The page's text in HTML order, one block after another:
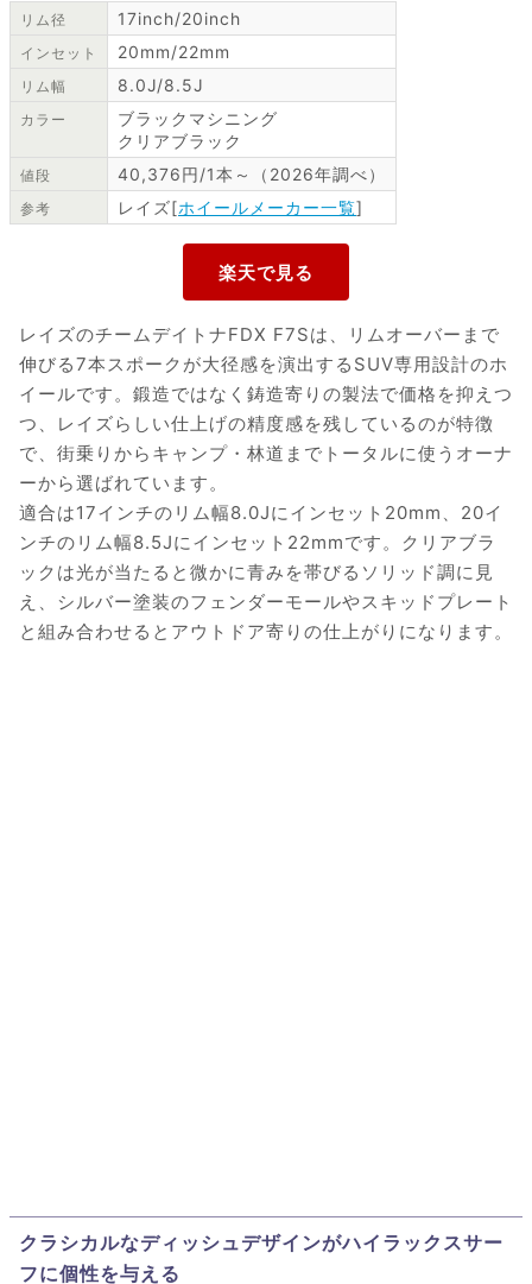
リム径 17inch/20inch
インセット 20mm/22mm
リム幅 8.0J/8.5J
カラー
ブラックマシニング
クリアブラック
値段 40,376円/1本～（2026年調べ）
参考 レイズ[ホイールメーカー一覧]
レイズのチームデイトナFDX F7Sは、リムオーバーまで
伸びる7本スポークが大径感を演出するSUV専用設計のホ
イールです。鍛造ではなく鋳造寄りの製法で価格を抑えつ
つ、レイズらしい仕上げの精度感を残しているのが特徴
で、街乗りからキャンプ・林道までトータルに使うオーナ
ーから選ばれています。
適合は17インチのリム幅8.0Jにインセット20mm、20イ
ンチのリム幅8.5Jにインセット22mmです。クリアブラ
ックは光が当たると微かに青みを帯びるソリッド調に見
え、シルバー塗装のフェンダーモールやスキッドプレート
と組み合わせるとアウトドア寄りの仕上がりになります。
クラシカルなディッシュデザインがハイラックスサー
フに個性を与える